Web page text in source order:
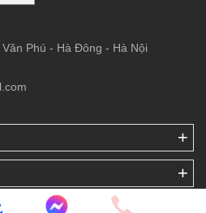
Phú - Hà Đông - Hà Nội